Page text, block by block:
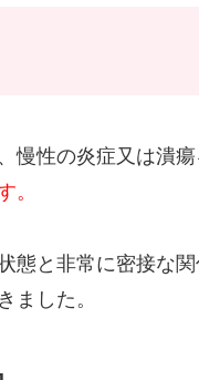
慢性の炎症又は潰
。
態と非常に密接な
ました。